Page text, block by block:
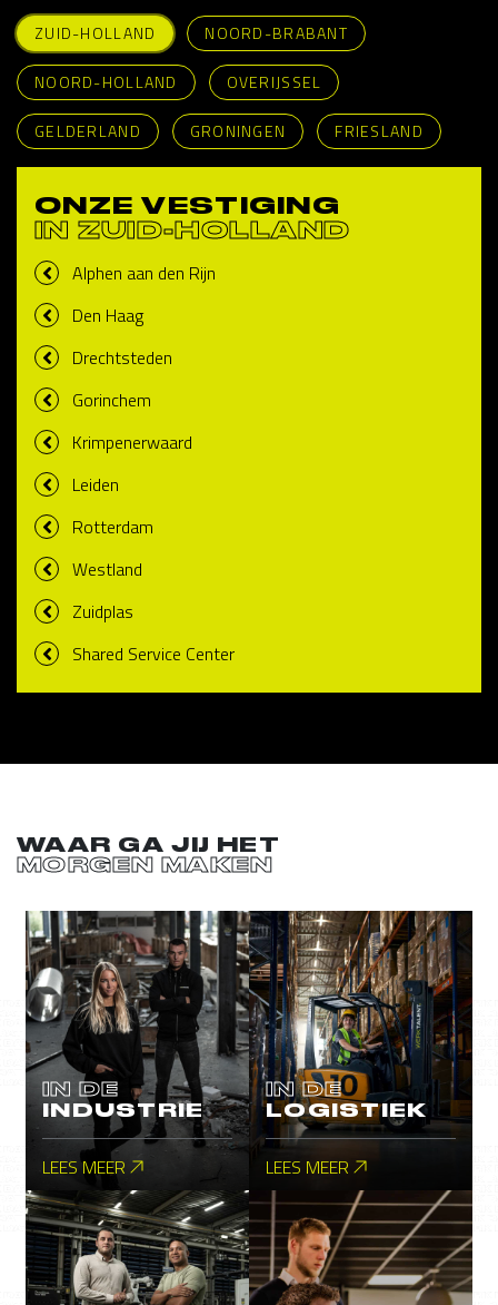
ZUID-HOLLAND
NOORD-BRABANT
NOORD-HOLLAND OVERIJSSEL
GELDERLAND GRONINGEN FRIESLAND
ONZE VESTIGING
IN ZUID-HOLLAND
Alphen aan den Rijn
Den Haag
Drechtsteden
Gorinchem
Krimpenerwaard
Leiden
Rotterdam
Westland
Zuidplas
Shared Service Center
WAAR GA JIJ HET
MORGEN MAKEN
IN DE
INDUSTRIE
LEES MEER
IN DE
LOGISTIEK
LEES MEER